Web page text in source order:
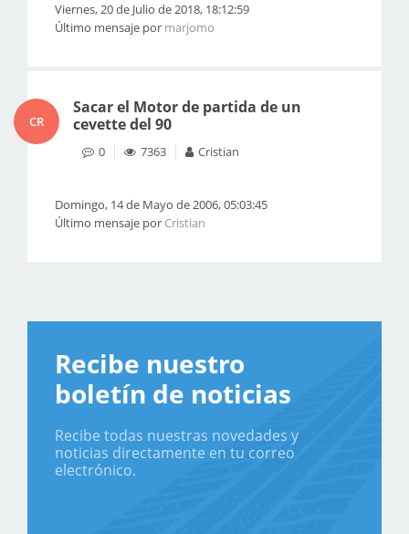
Viernes, 20 de Julio de 2018, 18:12:59
Último mensaje por marjomo
CR
Sacar el Motor de partida de un
cevette del 90
0 7363 Cristian
Domingo, 14 de Mayo de 2006, 05:03:45
Último mensaje por Cristian
Recibe nuestro
boletín de noticias
Recibe todas nuestras novedades y
noticias directamente en tu correo
electrónico.